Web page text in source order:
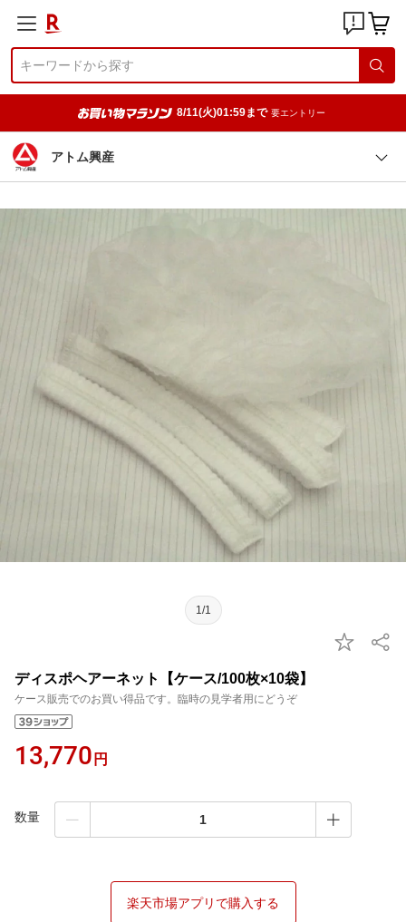
8/11(火)01:59まで 要エントリー
アトム興産
1/1
ディスポヘアーネット【ケース/100枚×10袋】
ケース販売でのお買い得品です。臨時の見学者用にどうぞ
13,770 円
数量
楽天市場アプリで購入する